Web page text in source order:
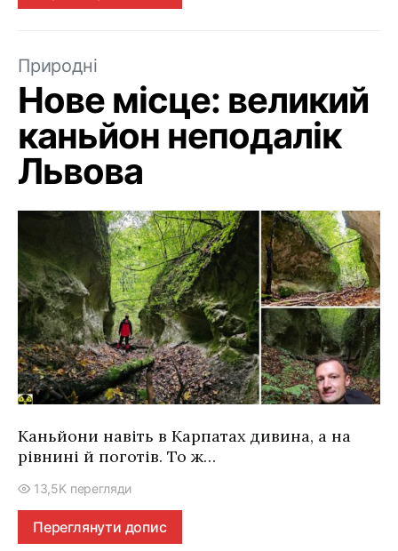
Природні
Нове місце: великий
каньйон неподалік
Львова
Каньйони навіть в Карпатах дивина, а на
рівнині й поготів. То ж…
13,5K перегляди
Переглянути допис